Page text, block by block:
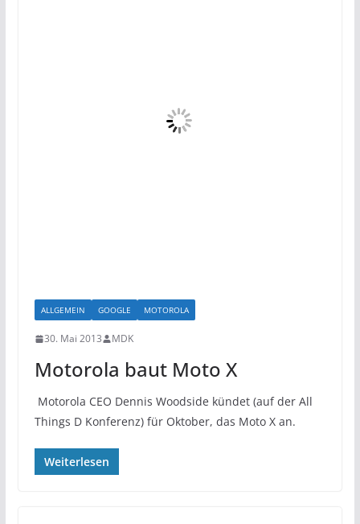
ALLGEMEIN GOOGLE MOTOROLA
30. Mai 2013 MDK
Motorola baut Moto X
Motorola CEO Dennis Woodside kündet (auf der All
Things D Konferenz) für Oktober, das Moto X an.
Weiterlesen